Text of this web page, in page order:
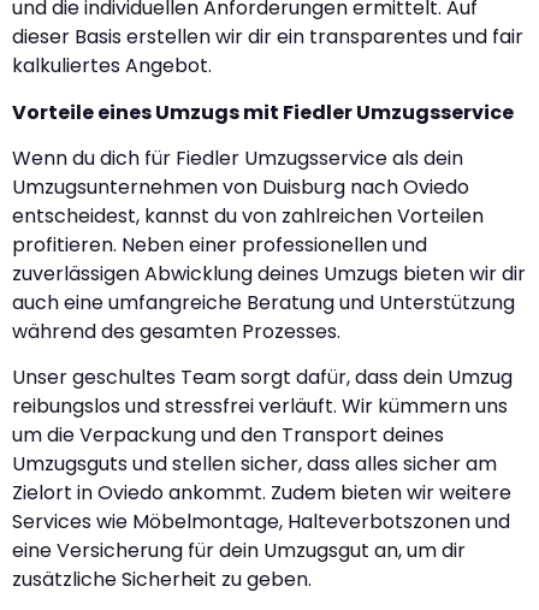
und die individuellen Anforderungen ermittelt. Auf
dieser Basis erstellen wir dir ein transparentes und fair
kalkuliertes Angebot.
Vorteile eines Umzugs mit Fiedler Umzugsservice
Wenn du dich für Fiedler Umzugsservice als dein
Umzugsunternehmen von Duisburg nach Oviedo
entscheidest, kannst du von zahlreichen Vorteilen
profitieren. Neben einer professionellen und
zuverlässigen Abwicklung deines Umzugs bieten wir dir
auch eine umfangreiche Beratung und Unterstützung
während des gesamten Prozesses.
Unser geschultes Team sorgt dafür, dass dein Umzug
reibungslos und stressfrei verläuft. Wir kümmern uns
um die Verpackung und den Transport deines
Umzugsguts und stellen sicher, dass alles sicher am
Zielort in Oviedo ankommt. Zudem bieten wir weitere
Services wie Möbelmontage, Halteverbotszonen und
eine Versicherung für dein Umzugsgut an, um dir
zusätzliche Sicherheit zu geben.